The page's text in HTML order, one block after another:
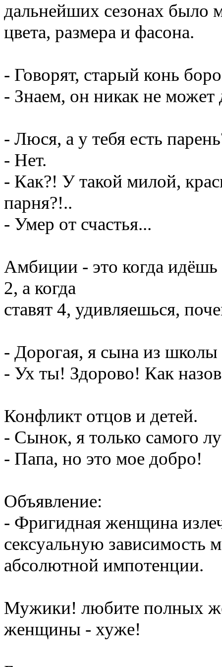
дальнейших сезонах было
цвета, размера и фасона.
- Говорят, старый конь
- Знаем, он никак не
- Люся, а у тебя есть
- Нет.
- Как?! У такой милой,
парня?!..
- Умер от счастья...
Амбиции - это когда
2, а когда
ставят 4, удивляешься,
- Дорогая, я сына из школы
- Ух ты! Здорово! Как
Конфликт отцов и детей.
- Сынок, я только самого
- Папа, но это мое добро!
Объявление:
- Фригидная женщина
сексуальную зависимость
абсолютной импотенции.
Мужики! любите полных
женщины - хуже!